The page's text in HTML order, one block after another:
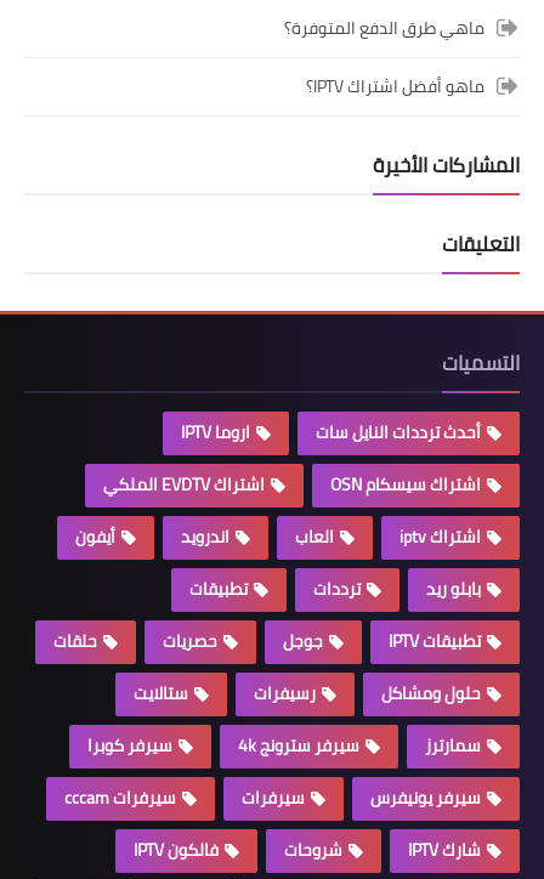
ماهي طرق الدفع المتوفرة؟
ماهو أفضل اشتراك IPTV؟
المشاركات الأخيرة
التعليقات
التسميات
أحدث ترددات النايل سات
اروما IPTV
اشتراك سيسكام OSN
اشتراك EVDTV الملكي
اشتراك iptv
العاب اندرويد
أيفون
بابلو ريد
ترددات
تطبيقات
تطبيقات IPTV
جوجل حصريات
حلقات
حلول ومشاكل
رسيفرات
ستالايت
سمارترز
سيرفر سترونج 4k
سيرفر كوبرا
سيرفر يونيفرس
سيرفرات
سيرفرات cccam
شارك IPTV
شروحات
فالكون IPTV